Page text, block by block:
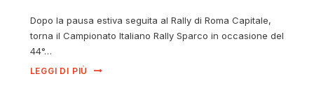
Dopo la pausa estiva seguita al Rally di Roma Capitale,
torna il Campionato Italiano Rally Sparco in occasione del
44°…
LEGGI DI PIÙ